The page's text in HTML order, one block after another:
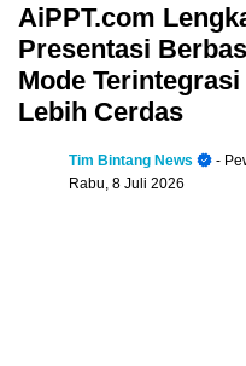
AiPPT.com
Presentasi
Mode
Lebih Cerdas
Tim Bintang News
-
Rabu, 8 Juli 2026